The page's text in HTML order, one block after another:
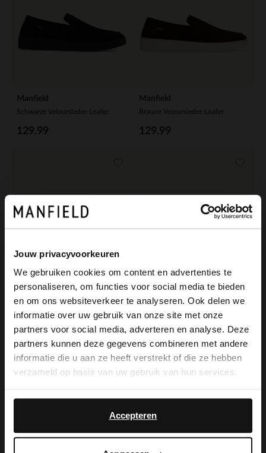
Jouw privacyvoorkeuren
We gebruiken cookies om content en advertenties te
personaliseren, om functies voor social media te bieden
en om ons websiteverkeer te analyseren. Ook delen we
informatie over uw gebruik van onze site met onze
partners voor social media, adverteren en analyse. Deze
partners kunnen deze gegevens combineren met andere
informatie die u aan ze heeft verstrekt of die ze hebben
verzameld op basis van uw gebruik van hun services.
Accepteren
Manfield
Schwarze Veloursleder-Loafer
129.99
Manfield
Braune Veloursleder-Loafer
129.99
Manfield
Marineblaue Veloursleder-Loafer
129.99
Manfield
Taupefarbene Veloursleder-Loafer
129.99
×
View this website in English?
It looks like your language isn't Dutch. Would
you like to switch to English?
English